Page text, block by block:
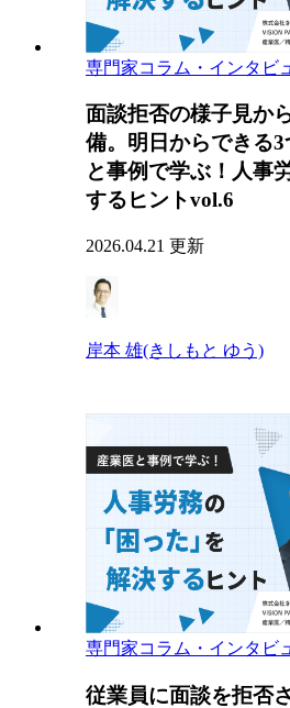
専門家コラム・インタビ
面談拒否の様子見か
備。明日からできる
と事例で学ぶ！人事
するヒントvol.6
2026.04.21 更新
岸本 雄(きしもと ゆう)
専門家コラム・インタビ
従業員に面談を拒否